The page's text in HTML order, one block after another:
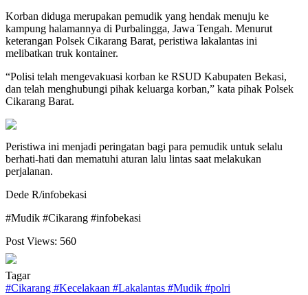
Korban diduga merupakan pemudik yang hendak menuju ke
kampung halamannya di Purbalingga, Jawa Tengah. Menurut
keterangan Polsek Cikarang Barat, peristiwa lakalantas ini
melibatkan truk kontainer.
“Polisi telah mengevakuasi korban ke RSUD Kabupaten Bekasi,
dan telah menghubungi pihak keluarga korban,” kata pihak Polsek
Cikarang Barat.
Peristiwa ini menjadi peringatan bagi para pemudik untuk selalu
berhati-hati dan mematuhi aturan lalu lintas saat melakukan
perjalanan.
Dede R/infobekasi
#Mudik #Cikarang #infobekasi
Post Views: 560
Tagar
#Cikarang #Kecelakaan #Lakalantas #Mudik #polri